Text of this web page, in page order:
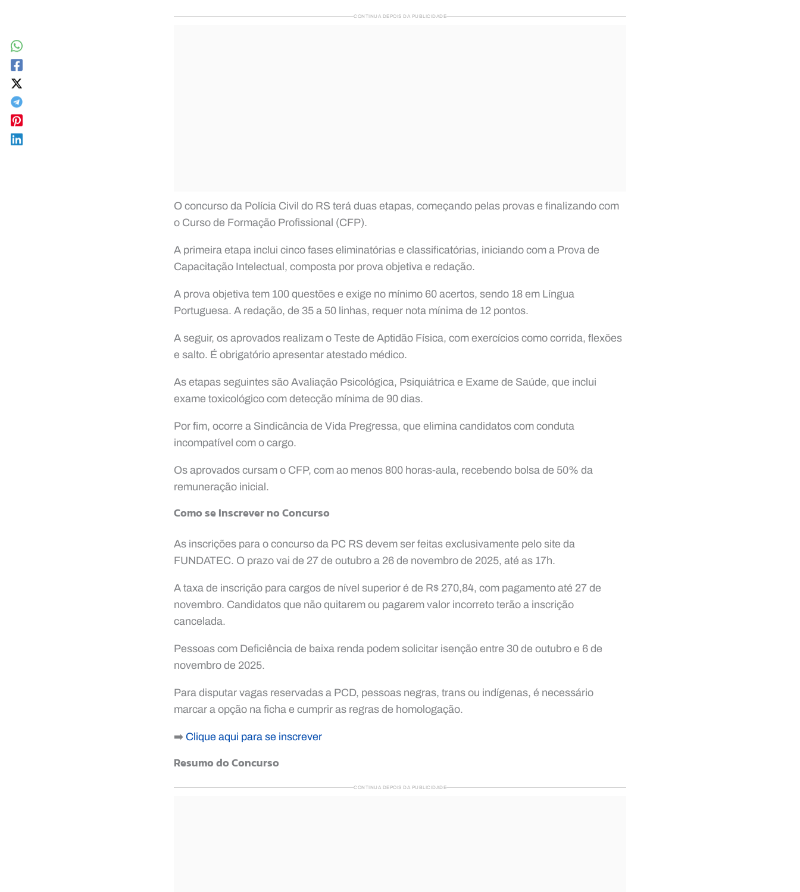
CONTINUA DEPOIS DA PUBLICIDADE
O concurso da Polícia Civil do RS terá duas etapas, começando pelas provas e finalizando com
o Curso de Formação Profissional (CFP).
A primeira etapa inclui cinco fases eliminatórias e classificatórias, iniciando com a Prova de
Capacitação Intelectual, composta por prova objetiva e redação.
A prova objetiva tem 100 questões e exige no mínimo 60 acertos, sendo 18 em Língua
Portuguesa. A redação, de 35 a 50 linhas, requer nota mínima de 12 pontos.
A seguir, os aprovados realizam o Teste de Aptidão Física, com exercícios como corrida, flexões
e salto. É obrigatório apresentar atestado médico.
As etapas seguintes são Avaliação Psicológica, Psiquiátrica e Exame de Saúde, que inclui
exame toxicológico com detecção mínima de 90 dias.
Por fim, ocorre a Sindicância de Vida Pregressa, que elimina candidatos com conduta
incompatível com o cargo.
Os aprovados cursam o CFP, com ao menos 800 horas-aula, recebendo bolsa de 50% da
remuneração inicial.
Como se Inscrever no Concurso
As inscrições para o concurso da PC RS devem ser feitas exclusivamente pelo site da
FUNDATEC. O prazo vai de 27 de outubro a 26 de novembro de 2025, até as 17h.
A taxa de inscrição para cargos de nível superior é de R$ 270,84, com pagamento até 27 de
novembro. Candidatos que não quitarem ou pagarem valor incorreto terão a inscrição
cancelada.
Pessoas com Deficiência de baixa renda podem solicitar isenção entre 30 de outubro e 6 de
novembro de 2025.
Para disputar vagas reservadas a PCD, pessoas negras, trans ou indígenas, é necessário
marcar a opção na ficha e cumprir as regras de homologação.
➡️ Clique aqui para se inscrever
Resumo do Concurso
CONTINUA DEPOIS DA PUBLICIDADE